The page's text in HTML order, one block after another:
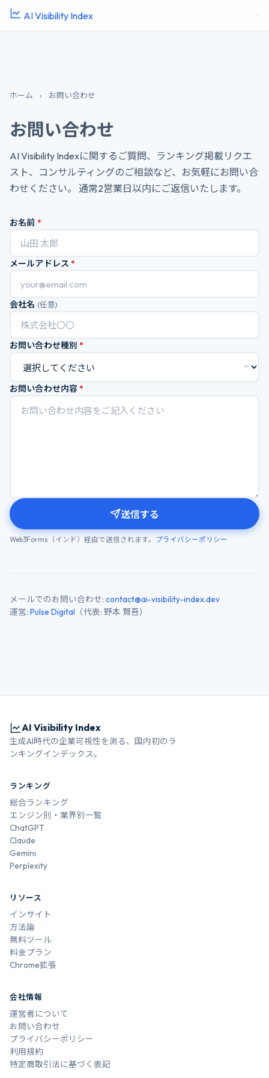
AI Visibility Index
ホーム › お問い合わせ
お問い合わせ
AI Visibility Indexに関するご質問、ランキング掲載リクエ
スト、コンサルティングのご相談など、お気軽にお問い合
わせください。 通常2営業日以内にご返信いたします。
お名前 *
メールアドレス*
会社名 (任意)
お問い合わせ種別*
お問い合わせ内容*
送信する
Web3Forms（インド）経由で送信されます。 プライバシーポリシー
メールでのお問い合わせ: contact@ai-visibility-index.dev
運営: Pulse Digital （代表: 野本 賢吾）
AI Visibility Index
生成AI時代の企業可視性を測る、国内初のラ
ンキングインデックス。
ランキング
総合ランキング
エンジン別・業界別一覧
ChatGPT
Claude
Gemini
Perplexity
リソース
インサイト
方法論
無料ツール
料金プラン
Chrome拡張
会社情報
運営者について
お問い合わせ
プライバシーポリシー
利用規約
特定商取引法に基づく表記